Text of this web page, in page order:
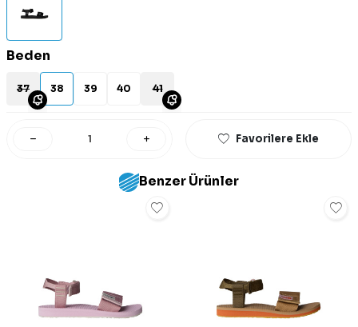
Beden
37 38 39 40 41
Favorilere Ekle
Benzer Ürünler